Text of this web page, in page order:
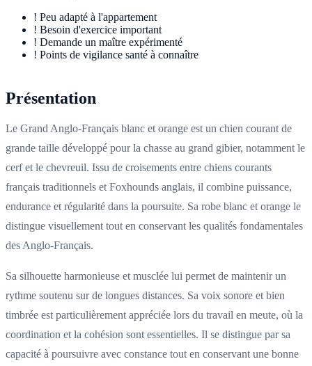
! Peu adapté à l'appartement
! Besoin d'exercice important
! Demande un maître expérimenté
! Points de vigilance santé à connaître
Présentation
Le Grand Anglo-Français blanc et orange est un chien courant de
grande taille développé pour la chasse au grand gibier, notamment le
cerf et le chevreuil. Issu de croisements entre chiens courants
français traditionnels et Foxhounds anglais, il combine puissance,
endurance et régularité dans la poursuite. Sa robe blanc et orange le
distingue visuellement tout en conservant les qualités fondamentales
des Anglo-Français.
Sa silhouette harmonieuse et musclée lui permet de maintenir un
rythme soutenu sur de longues distances. Sa voix sonore et bien
timbrée est particulièrement appréciée lors du travail en meute, où la
coordination et la cohésion sont essentielles. Il se distingue par sa
capacité à poursuivre avec constance tout en conservant une bonne